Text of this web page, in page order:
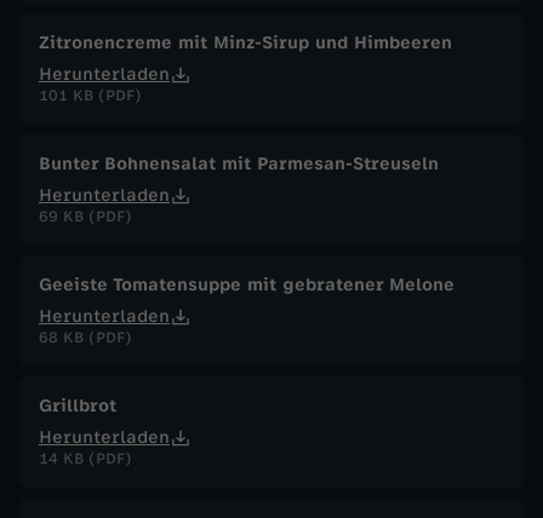
Zitronencreme mit Minz-Sirup und Himbeeren
Herunterladen
101 KB (PDF)
Bunter Bohnensalat mit Parmesan-Streuseln
Herunterladen
69 KB (PDF)
Geeiste Tomatensuppe mit gebratener Melone
Herunterladen
68 KB (PDF)
Grillbrot
Herunterladen
14 KB (PDF)